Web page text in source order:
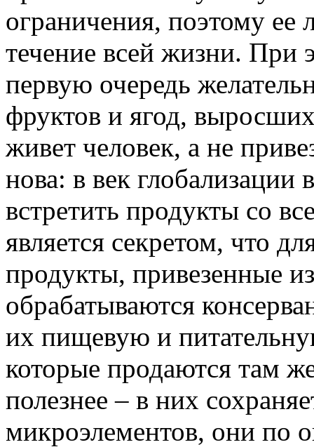
ограничения, поэтому ее
течение всей жизни. При
первую очередь
фруктов и ягод,
живет человек, а не
нова: в век
встретить продукты со
является секретом, что
продукты, привезенные
обрабатываются
их пищевую и
которые продаются там
полезнее – в них
микроэлементов, они по